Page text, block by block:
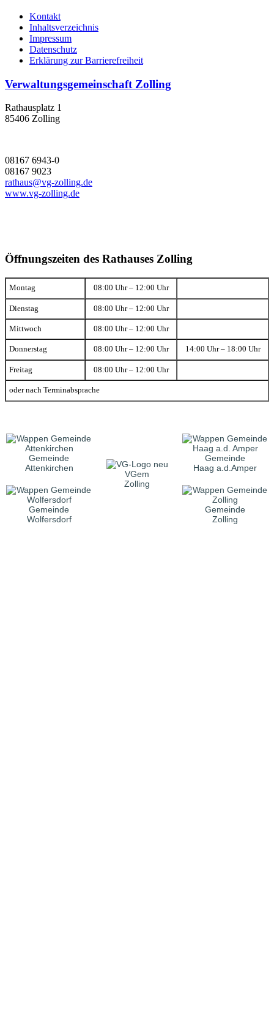
Kontakt
Inhaltsverzeichnis
Impressum
Datenschutz
Erklärung zur Barrierefreiheit
Verwaltungsgemeinschaft Zolling
Rathausplatz 1
85406 Zolling
08167 6943-0
08167 9023
rathaus@vg-zolling.de
www.vg-zolling.de
Öffnungszeiten des Rathauses Zolling
Montag 08:00 Uhr – 12:00 Uhr
Dienstag 08:00 Uhr – 12:00 Uhr
Mittwoch 08:00 Uhr – 12:00 Uhr
Donnerstag 08:00 Uhr – 12:00 Uhr 14:00 Uhr – 18:00 Uhr
Freitag 08:00 Uhr – 12:00 Uhr
oder nach Terminabsprache
Gemeinde
Attenkirchen
VGem
Zolling
Gemeinde
Haag a.d.Amper
Gemeinde
Wolfersdorf
Gemeinde
Zolling